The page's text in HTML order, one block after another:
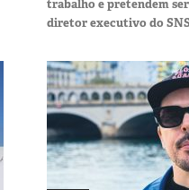
trabalho e pretendem
diretor executivo do SNS